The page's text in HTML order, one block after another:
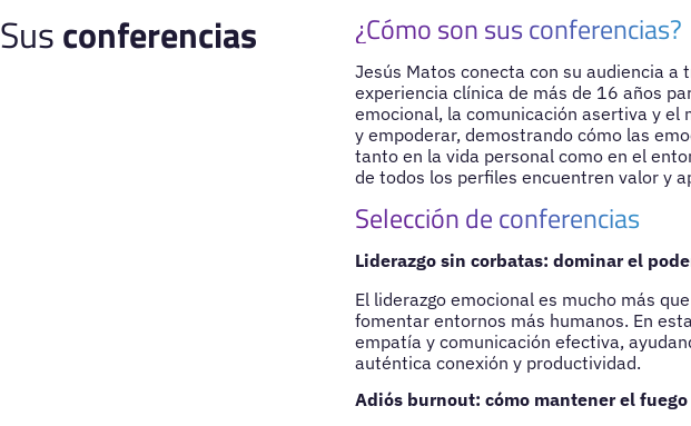
Susconferencias ¿Cómo son sus conferencias?
Jesús Matos conecta con su audiencia a
experiencia clínica de más de 16 años
emocional, la comunicación asertiva y el
y empoderar, demostrando cómo las
tanto en la vida personal como en el
de todos los perfiles encuentren valor y
Selección de conferencias
Liderazgo sin corbatas: dominar el
El liderazgo emocional es mucho más
fomentar entornos más humanos. En
empatía y comunicación efectiva,
auténtica conexión y productividad.
Adiós burnout: cómo mantener el